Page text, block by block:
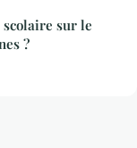
sur le
?